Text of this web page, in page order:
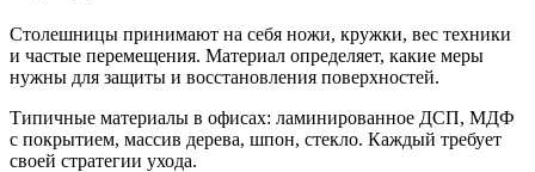
Столешницы принимают на себя ножи, кружки, вес техники
и частые перемещения. Материал определяет, какие меры
нужны для защиты и восстановления поверхностей.
Типичные материалы в офисах: ламинированное ДСП, МДФ
с покрытием, массив дерева, шпон, стекло. Каждый требует
своей стратегии ухода.